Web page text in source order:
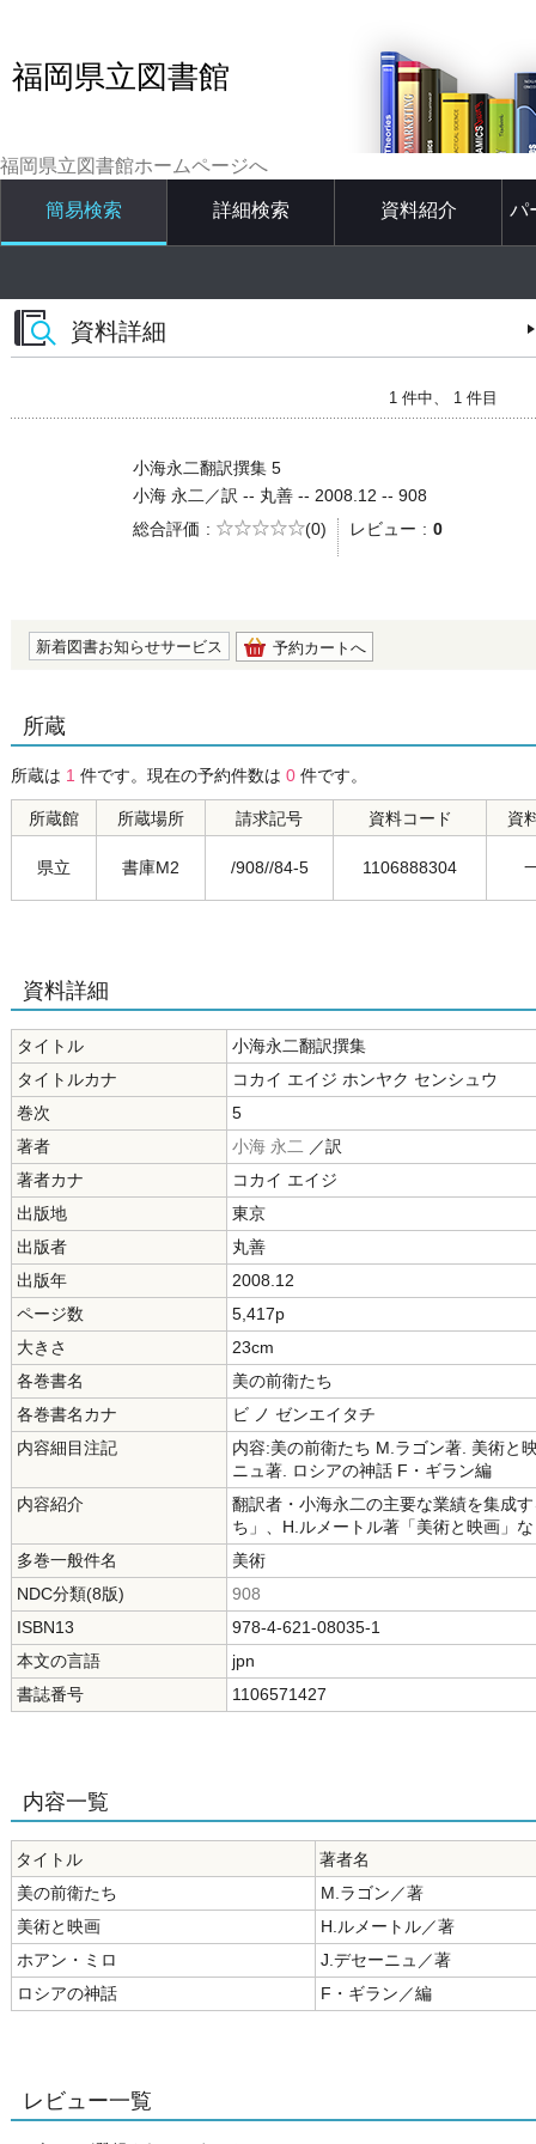
福岡県立図書館
福岡県立図書館ホームページへ
簡易検索 詳細検索 資料紹介 パ
資料詳細
1 件中、 1 件目
小海永二翻訳撰集 5
小海 永二／訳 -- 丸善 -- 2008.12 -- 908
総合評価
5段階評価
(0) レビュー 0
新着図書お知らせサービス 予約カートへ
所蔵
所蔵は 1 件です。現在の予約件数は 0 件です。
所蔵館 所蔵場所 請求記号 資料コード 資
県立 書庫M2 /908//84-5 1106888304
資料詳細
タイトル
小海永二翻訳撰集
タイトルカナ
コカイ エイジ ホンヤク センシュウ
巻次
5
著者
小海 永二 ／訳
著者カナ
コカイ エイジ
出版地
東京
出版者
丸善
出版年
2008.12
ページ数
5,417p
大きさ
23cm
各巻書名
美の前衛たち
各巻書名カナ
ビ ノ ゼンエイタチ
内容細目注記
内容:美の前衛たち M.ラゴン著. 美術と
ニュ著. ロシアの神話 F・ギラン編
内容紹介
翻訳者・小海永二の主要な業績を集成
ち」、H.ルメートル著「美術と映画」
多巻一般件名
美術
NDC分類(8版)
908
ISBN13
978-4-621-08035-1
本文の言語
jpn
書誌番号
1106571427
内容一覧
タイトル
著者名
美の前衛たち
M.ラゴン／著
美術と映画
H.ルメートル／著
ホアン・ミロ
J.デセーニュ／著
ロシアの神話
F・ギラン／編
レビュー一覧